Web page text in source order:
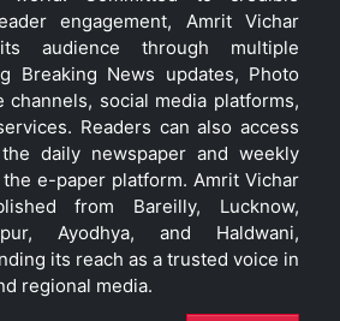
engagement, Amrit Vichar
audience through multiple
Breaking News updates, Photo
channels, social media platforms,
Readers can also access
daily newspaper and weekly
e-paper platform. Amrit Vichar
from Bareilly, Lucknow,
Ayodhya, and Haldwani,
its reach as a trusted voice in
regional media.